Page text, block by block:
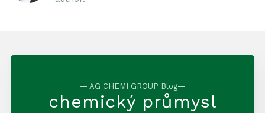
— AG CHEMI GROUP Blog—
chemický průmysl